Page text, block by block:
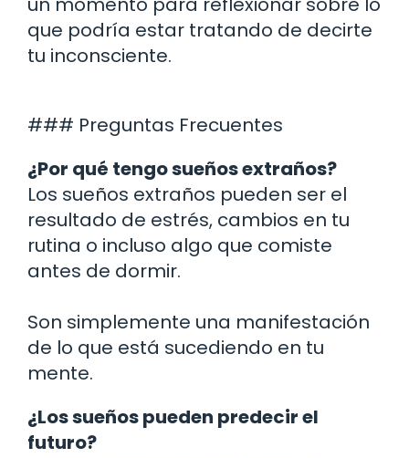
que podría estar tratando de decirte
tu inconsciente.
### Preguntas Frecuentes
¿Por qué tengo sueños extraños?
Los sueños extraños pueden ser el
resultado de estrés, cambios en tu
rutina o incluso algo que comiste
antes de dormir.
Son simplemente una manifestación
de lo que está sucediendo en tu
mente.
¿Los sueños pueden predecir el
futuro?